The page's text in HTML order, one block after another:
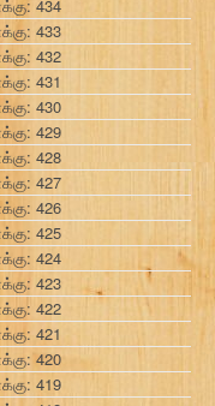
434
433
432
431
430
429
428
427
426
425
424
423
422
421
420
419